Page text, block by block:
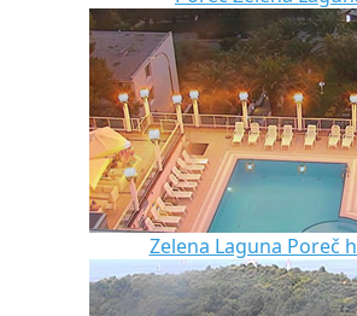
Zelena Laguna Poreč